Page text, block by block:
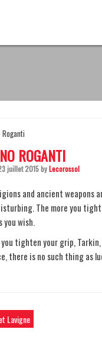
ROGANTI
juillet 2015byLecorossol
and ancient weapons
The more you
you wish.
you tighten your grip,
there is no such thing as
Lavigne